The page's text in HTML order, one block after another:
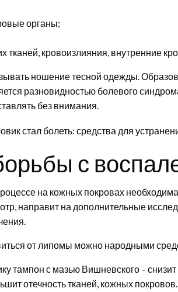
органы;
тканей, кровоизлияния, внутренние
ношение тесной одежды.
разновидностью болевого
без внимания.
с
на кожных покровах
направит на дополнительные
от липомы можно народными
тампон с мазью Вишневского –
отечность тканей, кожных покровов.